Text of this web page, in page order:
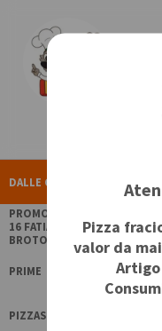
DALLE COPA
PROMOÇÃO GIGA -
16 FATIAS +
BROTO DOCE
PRIME
PIZZAS
Pizza
valor da